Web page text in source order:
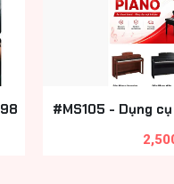
#MS105 - Dụng